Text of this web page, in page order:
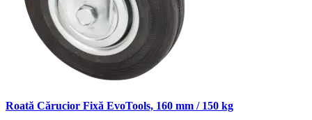
Roată Cărucior Fixă EvoTools, 160 mm / 150 kg